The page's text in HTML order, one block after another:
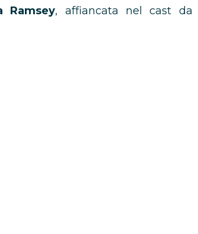
Ramsey, affiancata nel cast da